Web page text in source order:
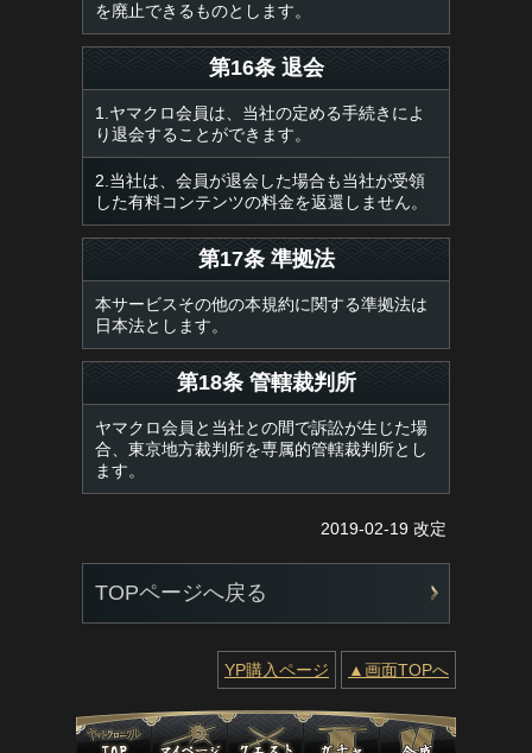
を廃止できるものとします。
第16条 退会
1.ヤマクロ会員は、当社の定める手続きによ
り退会することができます。
2.当社は、会員が退会した場合も当社が受領
した有料コンテンツの料金を返還しません。
第17条 準拠法
本サービスその他の本規約に関する準拠法は
日本法とします。
第18条 管轄裁判所
ヤマクロ会員と当社との間で訴訟が生じた場
合、東京地方裁判所を専属的管轄裁判所とし
ます。
2019-02-19 改定
TOPページへ戻る
YP購入ページ ▲画面TOPへ